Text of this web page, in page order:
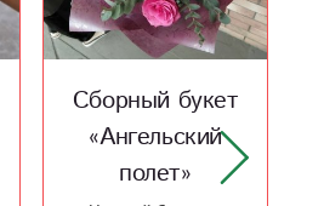
Букет из роз
«Взгляд в
будущее»